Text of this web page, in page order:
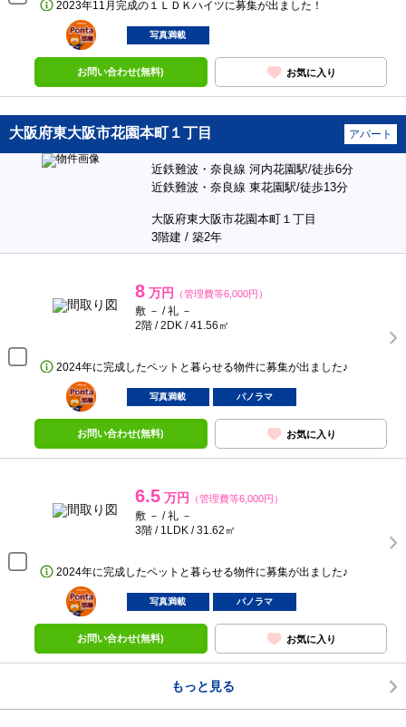
2023年11月完成の１ＬＤＫハイツに募集が出ました！
ポンタ
部屋
写真満載
お問い合わせ(無料) お気に入り
大阪府東大阪市花園本町１丁目 アパート
近鉄難波・奈良線 河内花園駅/徒歩6分
近鉄難波・奈良線 東花園駅/徒歩13分
大阪府東大阪市花園本町１丁目
3階建 / 築2年
8 万円 （管理費等6,000円）
敷 － / 礼 －
2階 / 2DK / 41.56㎡
2024年に完成したペットと暮らせる物件に募集が出ました♪
ポンタ
部屋
写真満載 パノラマ
お問い合わせ(無料) お気に入り
6.5 万円 （管理費等6,000円）
敷 － / 礼 －
3階 / 1LDK / 31.62㎡
2024年に完成したペットと暮らせる物件に募集が出ました♪
ポンタ
部屋
写真満載 パノラマ
お問い合わせ(無料) お気に入り
もっと見る